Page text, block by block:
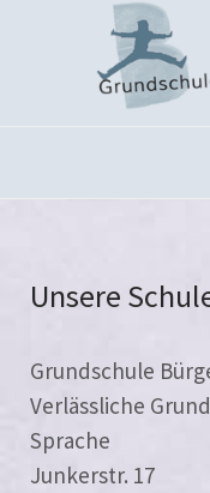
Unsere
Grundschule
Verlässliche
Sprache
Junkerstr. 17